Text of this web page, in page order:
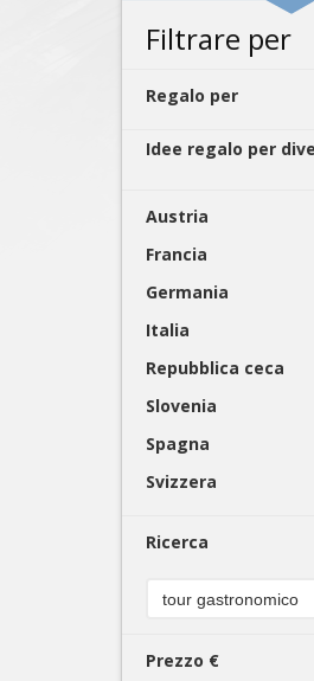
Filtrare per
Regalo per
Idee regalo per
Austria
Francia
Germania
Italia
Repubblica ceca
Slovenia
Spagna
Svizzera
Ricerca
Prezzo €